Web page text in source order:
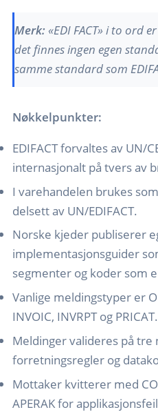
Merk: «EDI FACT» i to ord
det finnes ingen egen
samme standard som
Nøkkelpunkter:
EDIFACT forvaltes av UN/
internasjonalt på tvers av
I varehandelen brukes
delsett av UN/EDIFACT.
Norske kjeder publiserer
implementasjonsguider
segmenter og koder som
Vanlige meldingstyper er
INVOIC, INVRPT og PRICAT.
Meldinger valideres på tre
forretningsregler og
Mottaker kvitterer med
APERAK for